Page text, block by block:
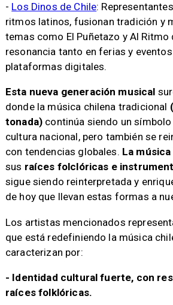
- Los Dinos de Chile:
ritmos latinos, fusionan tradición y
temas como El Puñetazo y Al Ritmo
resonancia tanto en ferias y
plataformas digitales.
Esta nueva generación musical
donde la música chilena tradicional
tonada) continúa siendo un
cultura nacional, pero también se
con tendencias globales. La
sus raíces folclóricas e
sigue siendo reinterpretada y
de hoy que llevan estas formas a
Los artistas mencionados
que está redefiniendo la música
caracterizan por:
- Identidad cultural fuerte, con
raíces folklóricas.